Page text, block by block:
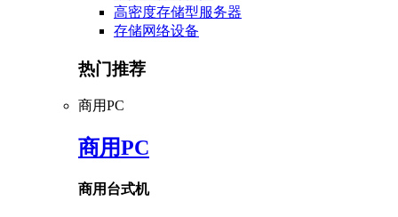
高密度存储型服务器
存储网络设备
热门推荐
商用PC
商用PC
商用台式机